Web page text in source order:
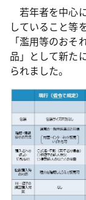
若年者を中心
していること等
「濫用等のお
品」として新た
られました。